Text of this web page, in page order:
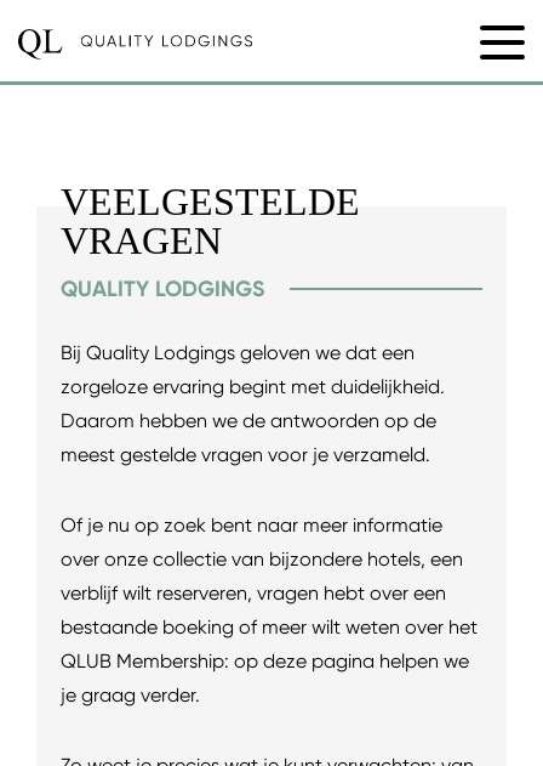
VEELGESTELDE
VRAGEN
QUALITY LODGINGS
Bij Quality Lodgings geloven we dat een
zorgeloze ervaring begint met duidelijkheid.
Daarom hebben we de antwoorden op de
meest gestelde vragen voor je verzameld.
Of je nu op zoek bent naar meer informatie
over onze collectie van bijzondere hotels, een
verblijf wilt reserveren, vragen hebt over een
bestaande boeking of meer wilt weten over het
QLUB Membership: op deze pagina helpen we
je graag verder.